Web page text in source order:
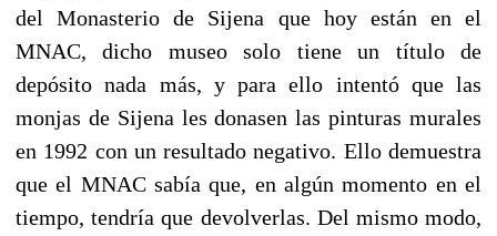
del Monasterio de Sijena que hoy están en el
MNAC, dicho museo solo tiene un título de
depósito nada más, y para ello intentó que las
monjas de Sijena les donasen las pinturas murales
en 1992 con un resultado negativo. Ello demuestra
que el MNAC sabía que, en algún momento en el
tiempo, tendría que devolverlas. Del mismo modo,